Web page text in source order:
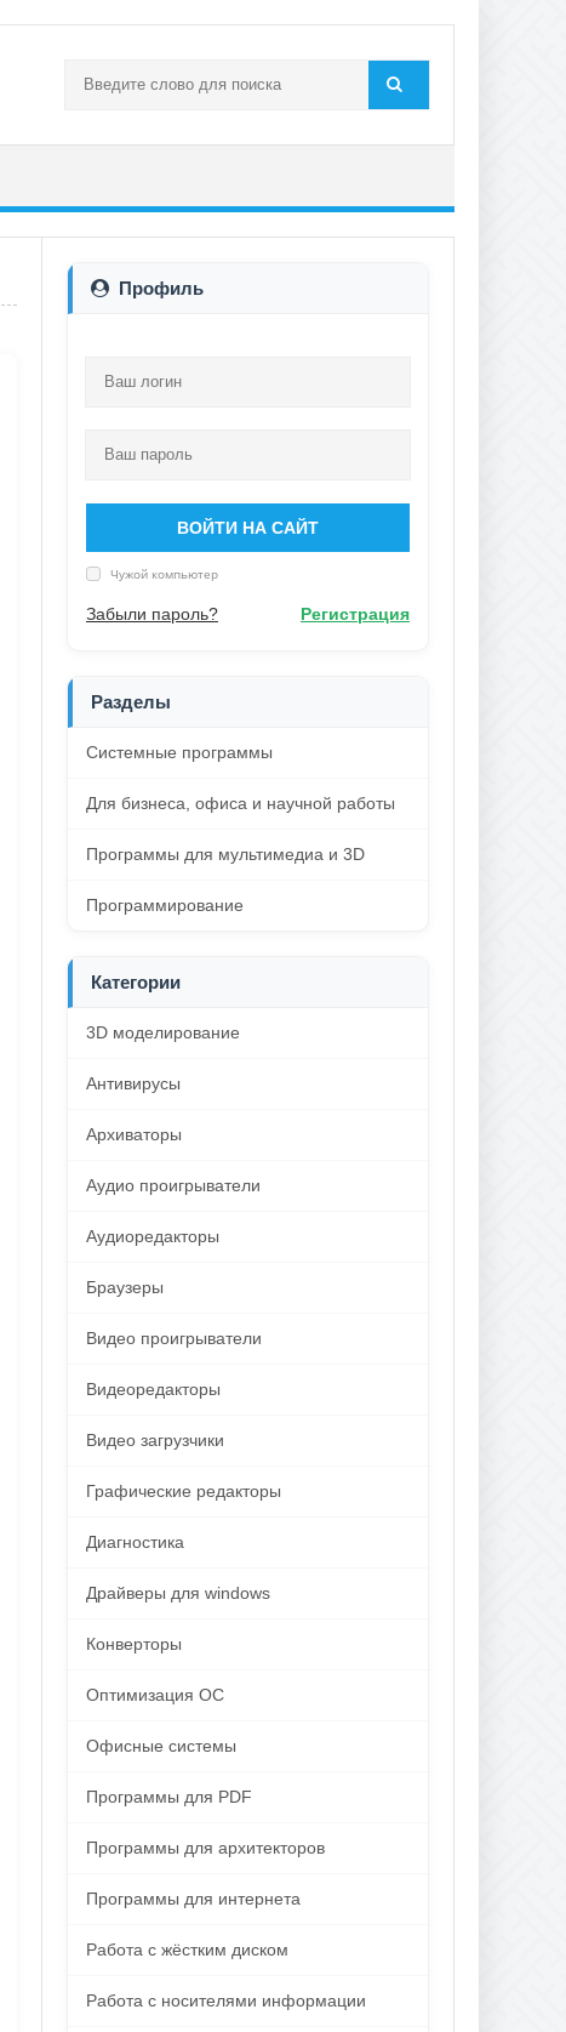
Профиль
ВОЙТИ НА САЙТ
Чужой компьютер
Забыли пароль? Регистрация
Разделы
Системные программы
Для бизнеса, офиса и научной работы
Программы для мультимедиа и 3D
Программирование
Категории
3D моделирование
Антивирусы
Архиваторы
Аудио проигрыватели
Аудиоредакторы
Браузеры
Видео проигрыватели
Видеоредакторы
Видео загрузчики
Графические редакторы
Диагностика
Драйверы для windows
Конверторы
Оптимизация ОС
Офисные системы
Программы для PDF
Программы для архитекторов
Программы для интернета
Работа с жёстким диском
Работа с носителями информации